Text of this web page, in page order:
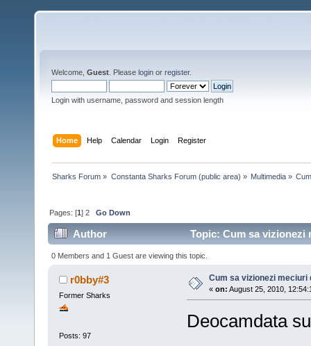
Welcome, Guest . Please login or register.
Login with username, password and session length
Home Help Calendar Login Register
Sharks Forum » Constanta Sharks Forum (public area) » Multimedia»
Pages: [1]2 Go Down
Author Topic: Cum sa vizionezi
0 Members and 1 Guest are viewing this topic.
r0bby#3
Former Sharks
Posts: 97
Cum sa vizionezi meciuri
« on: August 25, 2010,
Deocamdata